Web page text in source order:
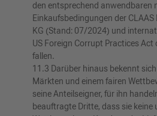
den entsprechend anwendbaren
Einkaufsbedingungen der
KG (Stand: 07/2024) und
US Foreign Corrupt Practices Act
fallen.
11.3 Darüber hinaus bekennt
Märkten und einem fairen
seine Anteilseigner, für ihn
beauftragte Dritte, dass sie